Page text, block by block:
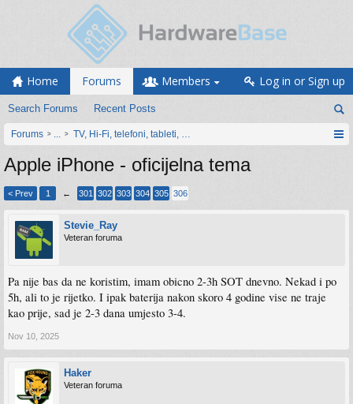
Home Forums
Search Forums Recent Posts
Members Log in or Sign up
Forums ... TV, Hi-Fi, telefoni, tableti, satovi, IoT oprema
Apple iPhone - oficijelna tema
< Prev 1 ← 301 302 303 304 305 306
Stevie_Ray
Veteran foruma
Pa nije bas da ne koristim, imam obicno 2-3h SOT dnevno. Nekad i po
5h, ali to je rijetko. I ipak baterija nakon skoro 4 godine vise ne traje
kao prije, sad je 2-3 dana umjesto 3-4.
Nov 10, 2025
Haker
Veteran foruma